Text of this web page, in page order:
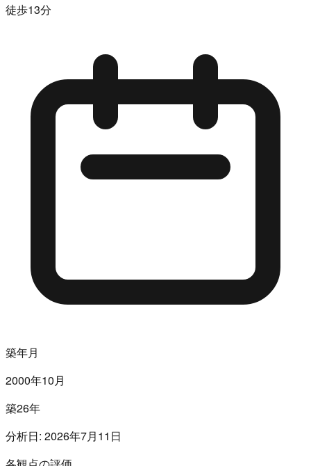
徒歩13分
築年月
2000年10月
築26年
分析日: 2026年7月11日